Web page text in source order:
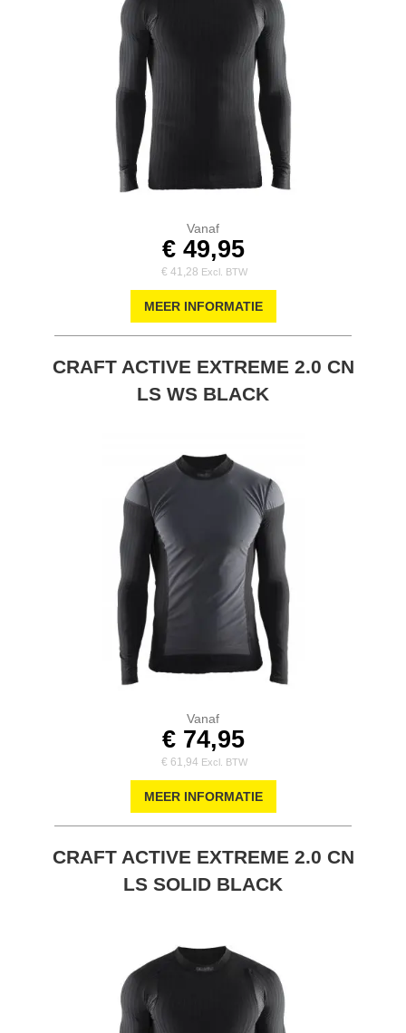
Vanaf
€ 49,95
€ 41,28
MEER INFORMATIE
CRAFT ACTIVE EXTREME 2.0 CN
LS WS BLACK
Vanaf
€ 74,95
€ 61,94
MEER INFORMATIE
CRAFT ACTIVE EXTREME 2.0 CN
LS SOLID BLACK